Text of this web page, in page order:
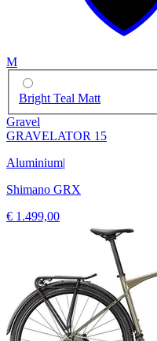
M
Bright Teal Matt
Gravel
GRAVELATOR 15
Aluminium|
Shimano GRX
€ 1.499,00